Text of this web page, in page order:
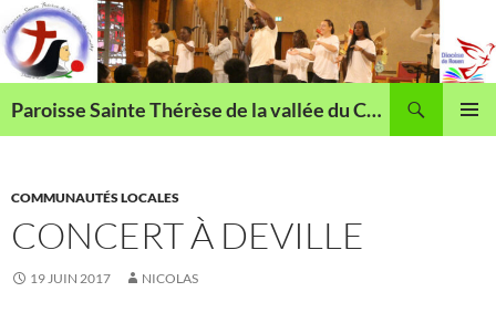
Aller
au
contenu
Paroisse Sainte Thérèse de la vallée du Cailly
COMMUNAUTÉS LOCALES
CONCERT À DEVILLE
19 JUIN 2017 NICOLAS